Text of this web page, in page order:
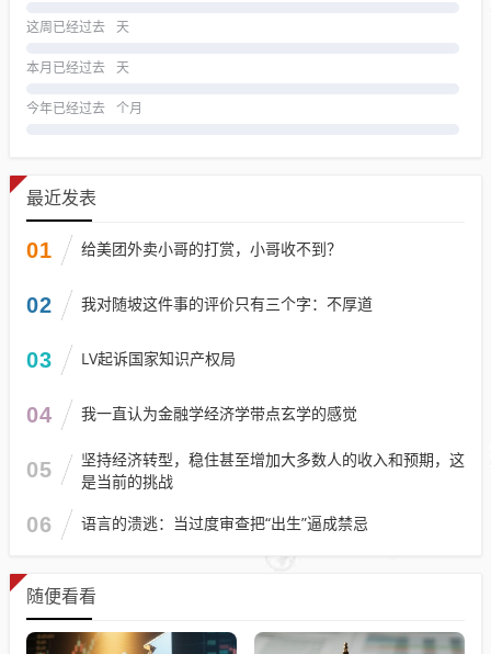
这周已经过去 天
本月已经过去 天
今年已经过去 个月
最近发表
01 给美团外卖小哥的打赏，小哥收不到？
02 我对随坡这件事的评价只有三个字：不厚道
03 LV起诉国家知识产权局
04 我一直认为金融学经济学带点玄学的感觉
05
坚持经济转型，稳住甚至增加大多数人的收入和预期，这
是当前的挑战
06 语言的溃逃：当过度审查把“出生”逼成禁忌
随便看看